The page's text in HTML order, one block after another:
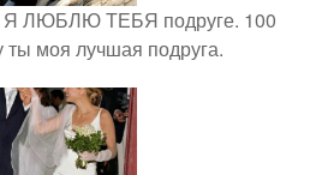
Я ЛЮБЛЮ ТЕБЯ подруге. 100
ты моя лучшая подруга.